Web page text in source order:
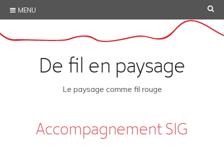
Skip
to
content
De fil en paysage
Le paysage comme fil rouge
MENU
Accompagnement SIG